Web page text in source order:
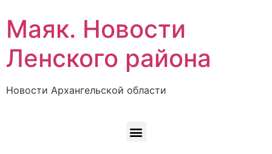
Маяк. Новости
Ленского района
Новости Архангельской области